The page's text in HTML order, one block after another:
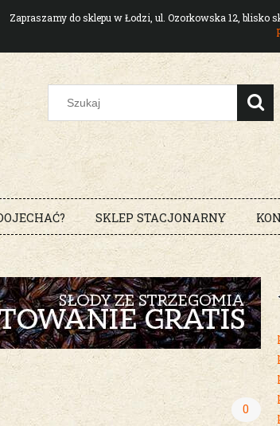
Zapraszamy do sklepu w Łodzi, ul. Ozorkowska 12,
SKLEP STACJONARNY
0